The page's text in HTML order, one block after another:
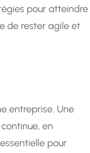
pour atteindre
de rester agile et
entreprise. Une
en
pour